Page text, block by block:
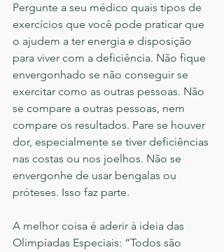
Pergunte a seu médico quais tipos de
exercícios que você pode praticar que
o ajudem a ter energia e disposição
para viver com a deficiência. Não fique
envergonhado se não conseguir se
exercitar como as outras pessoas. Não
se compare a outras pessoas, nem
compare os resultados. Pare se houver
dor, especialmente se tiver deficiências
nas costas ou nos joelhos. Não se
envergonhe de usar bengalas ou
próteses. Isso faz parte.
A melhor coisa é aderir à ideia das
Olimpíadas Especiais: “Todos são